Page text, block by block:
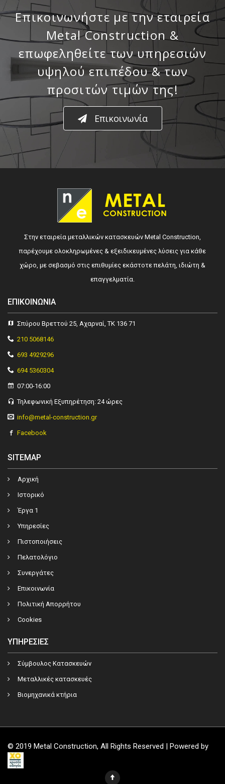
Επικοινωνήστε με την εταιρεία
Metal Construction &
επωφεληθείτε των υπηρεσιών
υψηλού επιπέδου & των
προσιτών τιμών της!
Επικοινωνία
Στην εταιρεία μεταλλικών κατασκευών Metal Construction,
παρέχουμε ολοκληρωμένες & εξειδικευμένες λύσεις για κάθε
χώρο, με σεβασμό στις επιθυμίες εκάστοτε πελάτη, ιδιώτη &
επαγγελματία.
ΕΠΙΚΟΙΝΩΝΊΑ
Σπύρου Βρεττού 25, Αχαρναί, ΤΚ 136 71
210 5068146
693 4929296
694 5360304
07:00-16:00
Τηλεφωνική Εξυπηρέτηση: 24 ώρες
info@metal-construction.gr
Facebook
SITEMAP
Αρχική
Ιστορικό
Έργα 1
Υπηρεσίες
Πιστοποιήσεις
Πελατολόγιο
Συνεργάτες
Επικοινωνία
Πολιτική Απορρήτου
Cookies
ΥΠΗΡΕΣΊΕΣ
Σύμβουλος Κατασκευών
Μεταλλικές κατασκευές
Βιομηχανικά κτήρια
© 2019 Metal Construction, All Rights Reserved | Powered by